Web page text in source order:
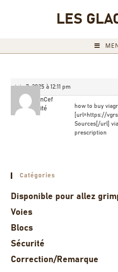
LES
juin 7, 2025 à 12:11 pm
BrandonCef
Invité
how to buy
[url=https://
Sources[/url]
prescription
Catégories
Disponible pour allez
Voies
Blocs
Sécurité
Correction/Remarque